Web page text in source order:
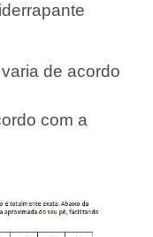
de acordo
com a